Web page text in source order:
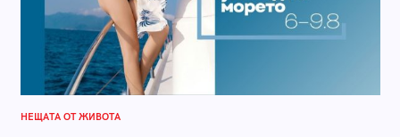
НЕЩАТА ОТ ЖИВОТА